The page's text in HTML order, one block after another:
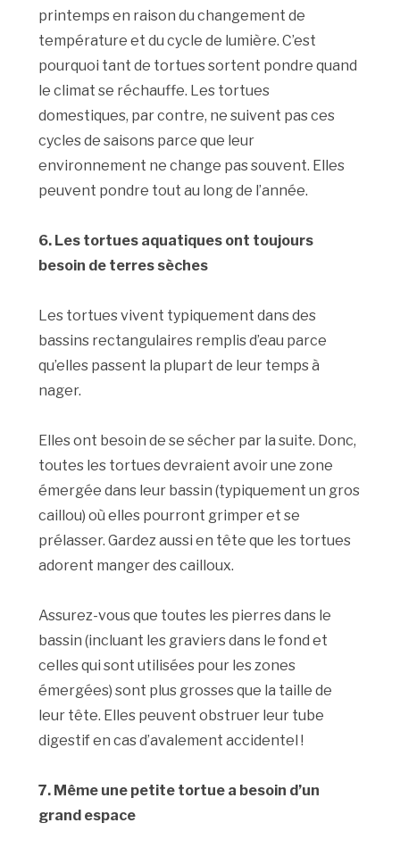
printemps en raison du changement de
température et du cycle de lumière. C’est
pourquoi tant de tortues sortent pondre quand
le climat se réchauffe. Les tortues
domestiques, par contre, ne suivent pas ces
cycles de saisons parce que leur
environnement ne change pas souvent. Elles
peuvent pondre tout au long de l’année.
6. Les tortues aquatiques ont toujours
besoin de terres sèches
Les tortues vivent typiquement dans des
bassins rectangulaires remplis d’eau parce
qu’elles passent la plupart de leur temps à
nager.
Elles ont besoin de se sécher par la suite. Donc,
toutes les tortues devraient avoir une zone
émergée dans leur bassin (typiquement un gros
caillou) où elles pourront grimper et se
prélasser. Gardez aussi en tête que les tortues
adorent manger des cailloux.
Assurez-vous que toutes les pierres dans le
bassin (incluant les graviers dans le fond et
celles qui sont utilisées pour les zones
émergées) sont plus grosses que la taille de
leur tête. Elles peuvent obstruer leur tube
digestif en cas d’avalement accidentel !
7. Même une petite tortue a besoin d’un
grand espace